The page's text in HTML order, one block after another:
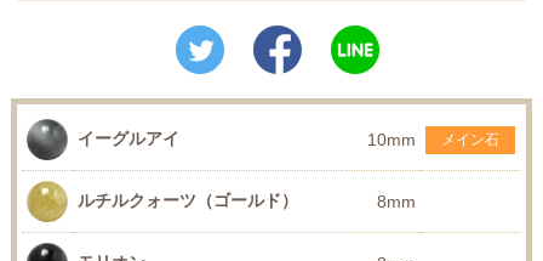
イーグルアイ 10mm メイン石
ルチルクォーツ（ゴールド） 8mm